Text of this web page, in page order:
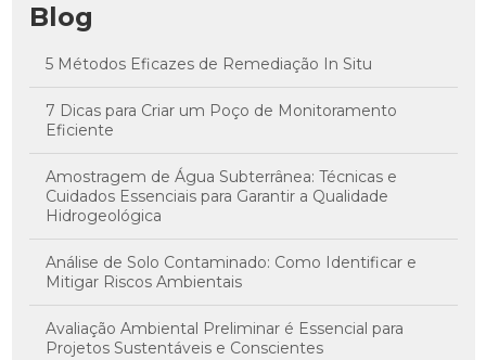
Blog
5 Métodos Eficazes de Remediação In Situ
7 Dicas para Criar um Poço de Monitoramento
Eficiente
Amostragem de Água Subterrânea: Técnicas e
Cuidados Essenciais para Garantir a Qualidade
Hidrogeológica
Análise de Solo Contaminado: Como Identificar e
Mitigar Riscos Ambientais
Avaliação Ambiental Preliminar é Essencial para
Projetos Sustentáveis e Conscientes